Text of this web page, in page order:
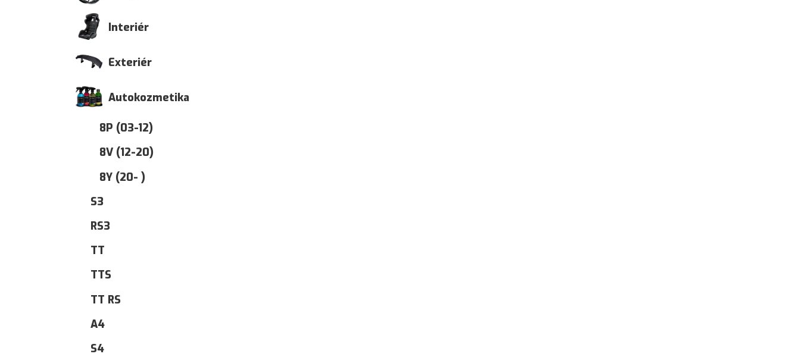
Interiér
Exteriér
Autokozmetika
8P (03-12)
8V (12-20)
8Y (20- )
S3
RS3
TT
TTS
TT RS
A4
S4